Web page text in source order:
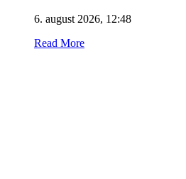
6. august 2026, 12:48
Read More